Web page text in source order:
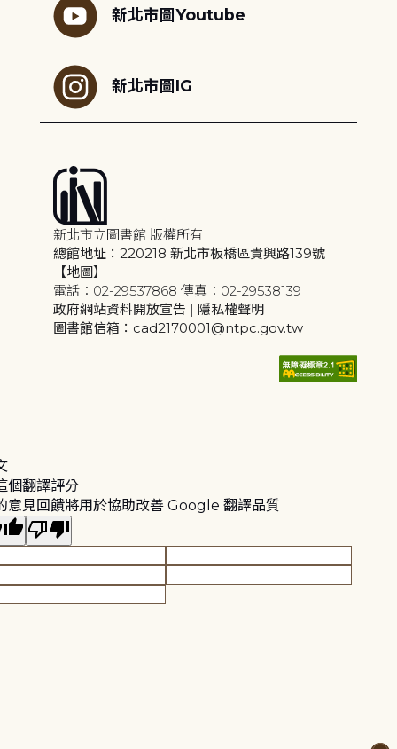
新北市圖Youtube
新北市圖IG
新北市立圖書館 版權所有
總館地址：220218 新北市板橋區貴興路139號
【地圖】
電話：02-29537868 傳真：02-29538139
政府網站資料開放宣告 | 隱私權聲明
圖書館信箱：cad2170001@ntpc.gov.tw
個翻譯評分
意見回饋將用於協助改善 Google 翻譯品質